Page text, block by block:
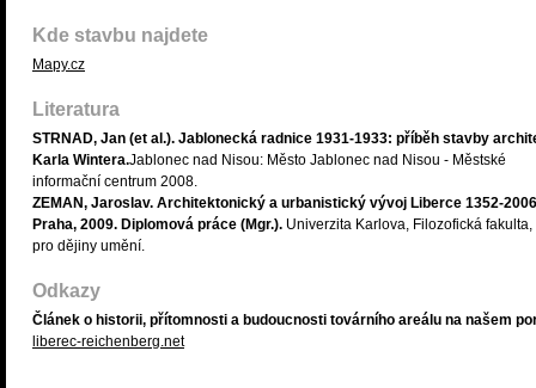
Kde stavbu najdete
Mapy.cz
Literatura
STRNAD, Jan (et al.). Jablonecká radnice 1931-1933: příběh stavby
Karla Wintera.Jablonec nad Nisou: Město Jablonec nad Nisou - Městské
informační centrum 2008.
ZEMAN, Jaroslav. Architektonický a urbanistický vývoj Liberce 1352-
Praha, 2009. Diplomová práce (Mgr.). Univerzita Karlova, Filozofická fakulta,
pro dějiny umění.
Odkazy
Článek o historii, přítomnosti a budoucnosti továrního areálu na našem
liberec-reichenberg.net